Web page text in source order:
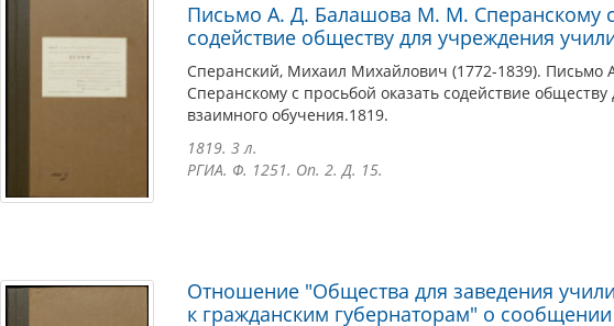
Письмо А. Д. Балашова М. М. Сперанскому
содействие обществу для учреждения
Сперанский, Михаил Михайлович (1772-1839).
Сперанскому с просьбой оказать содействие
взаимного обучения.1819.
1819. 3 л.
РГИА. Ф. 1251. Оп. 2. Д. 15.
Отношение "Общества для заведения
к гражданским губернаторам" о